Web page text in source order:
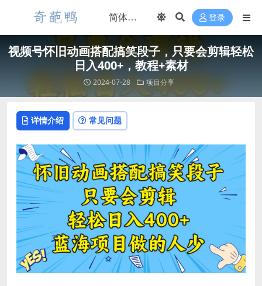
登录
视频号怀旧动画搭配搞笑段子，只要会剪辑轻松
日入400+，教程+素材
2024-07-28 项目分享
详情介绍 常见问题